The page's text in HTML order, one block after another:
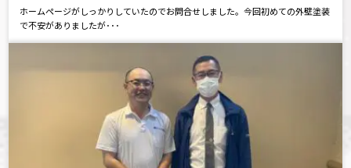
ホームページがしっかりしていたのでお問合せしました。今回初めての外壁塗装
で不安がありましたが･･･